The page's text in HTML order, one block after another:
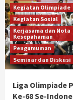
Kegiatan Olimpiade
Kegiatan Sosial
Kerjasama dan Nota
Kesepahaman
Pengumuman
Seminar dan Diskusi
Liga Olimpiade
Ke-68 Se-